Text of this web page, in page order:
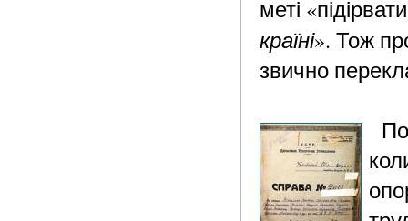
меті
країні». Тож
звично